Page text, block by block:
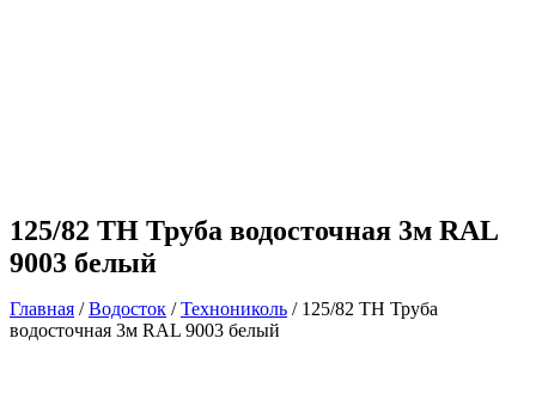
125/82 ТН Труба водосточная 3м RAL
9003 белый
Главная /Водосток /Технониколь / 125/82 ТН Труба
водосточная 3м RAL 9003 белый